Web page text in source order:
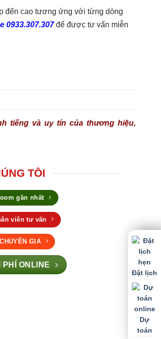
đến cao tương ứng với từng dòng
0933.307.307để được tư vấn miễn
tiếng và uy tín của thương hiệu,
TÔI
gần nhất
viên tư vấn
GIA
PHÍ ONLINE
Đặt lịch
Dự
toán